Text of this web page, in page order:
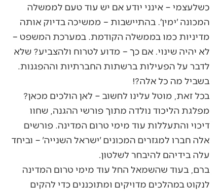
כשלעצמי – אינני יודע אם יש עוד טעם לממשלה
המכונה ׳ימין׳. בהתיישבות – ממשיכה בדיוק אותה
מדיניות כמו בממשלה הקודמת. במערכת המשפט –
לא יהיה שינוי. אם כך – מדוע לטרוח ולהצביע? שלא
לדבר על הפעילות ברשתות החברתיות וההפגנות.
בשביל מה כל אלה?!
בכל זאת, מוטל עלינו לחשוב – לאן הולכים מכאן?
מפלגת הליכוד נולדה מתוך פורשי ההגנה, שחוו
דיכוי והתעללות עוד מימי טרום המדינה. פורשים
אלה חברו למגזרים המכונים ׳ישראל השנייה׳ – וביחד
עלה בידיהם להיבחר לשלטון.
ברם, בעוד שהשמאל החל עוד מימי טרום המדינה
לנקוט במהלכים מדויקים ומתוכננים כדי להקים